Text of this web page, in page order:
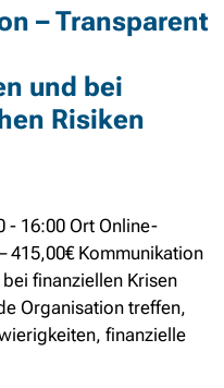
– Transparent
und bei
Risiken
- 16:00 Ort Online-
415,00€ Kommunikation
finanziellen Krisen
Organisation treffen,
finanzielle